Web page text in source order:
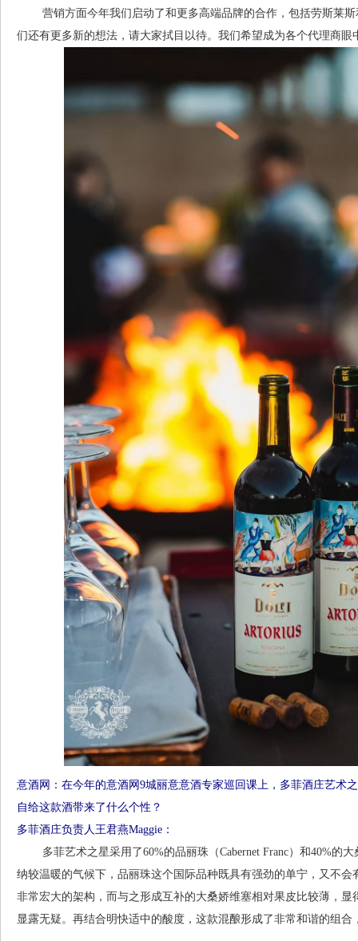
营销方面今年我们启动了和更多高端品牌的合作，包括劳斯莱斯
们还有更多新的想法，请大家拭目以待。我们希望成为各个代理商眼
意酒网：在今年的意酒网9城丽意意酒专家巡回课上，多菲酒庄艺术
自给这款酒带来了什么个性？
多菲酒庄负责人王君燕Maggie：
多菲艺术之星采用了60%的品丽珠（Cabernet Franc）和40%的大
纳较温暖的气候下，品丽珠这个国际品种既具有强劲的单宁，又不
非常宏大的架构，而与之形成互补的大桑娇维塞相对果皮比较薄，
显露无疑。再结合明快适中的酸度，这款混酿形成了非常和谐的组合